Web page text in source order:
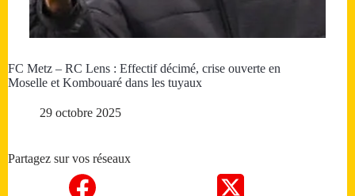
FC Metz – RC Lens : Effectif décimé, crise ouverte en
Moselle et Kombouaré dans les tuyaux
29 octobre 2025
Partagez sur vos réseaux